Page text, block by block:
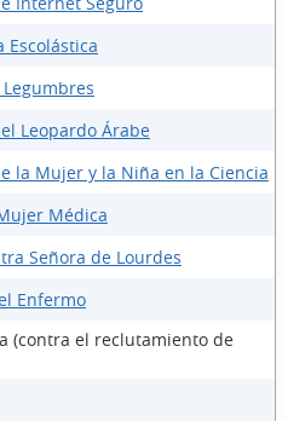
Escolástica
Leopardo Árabe
la Mujer y la Niña en la Ciencia
Médica
Señora de Lourdes
Enfermo
(contra el reclutamiento de